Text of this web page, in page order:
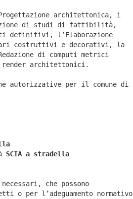
architettonica, i
di studi di fattibilità,
definitivi, l’Elaborazione
costruttivi e decorativi, la
di computi metrici
architettonici.
autorizzative per il comune di
SCIA a stradella
che possono
o per l’adeguamento normativo